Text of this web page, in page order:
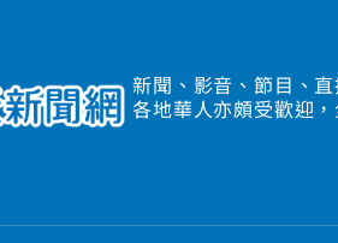
新聞、影音、節目、
各地華人亦頗受歡迎